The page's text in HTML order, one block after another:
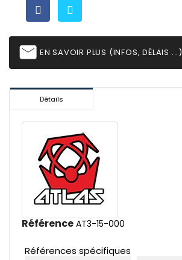
email EN SAVOIR PLUS (INFOS, DÉLAIS ...)
Détails
Référence AT3-15-000
Références spécifiques